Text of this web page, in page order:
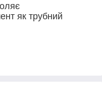
як трубний